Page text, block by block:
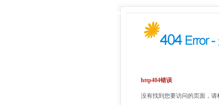
http404错误
没有找到您要访问的页面，